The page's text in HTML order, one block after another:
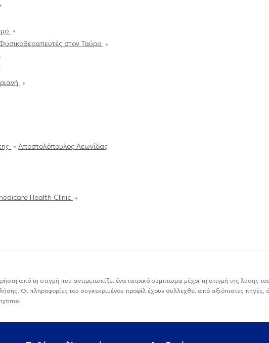
στον Ταύρο
Αποστολόπουλος Λεωνίδας
Health Clinic
από τη στιγμή που αντιμετωπίζει ένα ιατρικό σύμπτωμα μέχρι τη στιγμή της λύσης
Οι πληροφορίες του συγκεκριμένου προφίλ έχουν συλλεχθεί από αξιόπιστες